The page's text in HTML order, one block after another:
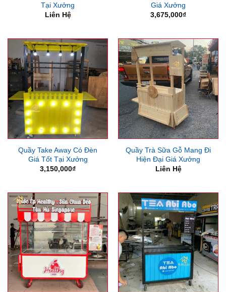
Tại Xưởng
Liên Hệ
Giá Xưởng
3,675,000₫
Quầy Take Away Có Đèn
Giá Tốt Tại Xưởng
3,150,000₫
Quầy Trà Sữa Gỗ Mang Đi
Hiện Đại Giá Xưởng
Liên Hệ